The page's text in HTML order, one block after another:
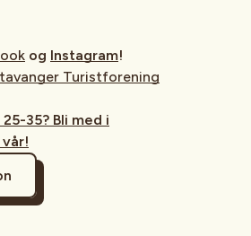
og Instagram!
Turistforening
35? Bli med i